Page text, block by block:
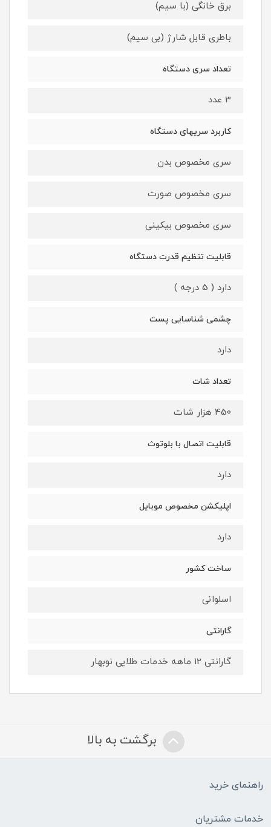
برق خانگی (با سیم)
باطری قابل شارژ (بی سیم)
تعداد سری دستگاه
3 عدد
کاربرد سریهای دستگاه
سری مخصوص بدن
سری مخصوص صورت
سری مخصوص بیکینی
قابلیت تنظیم قدرت دستگاه
دارد ( 5 درجه )
چشمی شناسایی پست
دارد
تعداد شات
450 هزار شات
قابلیت اتصال با بلوتوث
دارد
اپلیکشن مخصوص موبایل
دارد
ساخت کشور
اسلوانی
گارانتی
گارانتی 12 ماهه خدمات طلایی نوبهار
برگشت به بالا
راهنمای خرید
خدمات مشتریان